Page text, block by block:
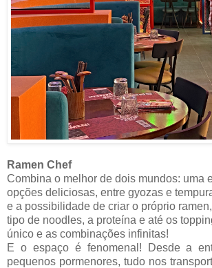
Ramen Chef
Combina o melhor de dois mundos: uma
opções deliciosas, entre gyozas e
e a possibilidade de criar o próprio
tipo de noodles, a proteína e até os
único e as combinações infinitas!
E o espaço é fenomenal! Desde a
pequenos pormenores, tudo nos